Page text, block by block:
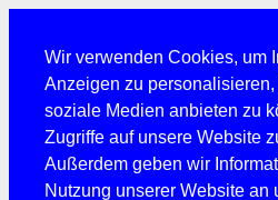
Wir verwenden Cookies, um
Anzeigen zu
soziale Medien anbieten zu
Zugriffe auf unsere Website
Außerdem geben wir
Nutzung unserer Website an